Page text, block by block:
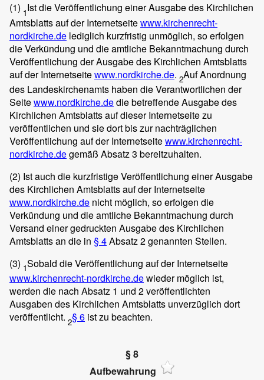
(1) 1Ist die Veröffentlichung einer Ausgabe des Kirchlichen
Amtsblatts auf der Internetseitewww.kirchenrecht-
nordkirche.de lediglich kurzfristig unmöglich, so erfolgen
die Verkündung und die amtliche Bekanntmachung durch
Veröffentlichung der Ausgabe des Kirchlichen Amtsblatts
auf der Internetseitewww.nordkirche.de. 2Auf Anordnung
des Landeskirchenamts haben die Verantwortlichen der
Seitewww.nordkirche.dedie betreffende Ausgabe des
Kirchlichen Amtsblatts auf dieser Internetseite zu
veröffentlichen und sie dort bis zur nachträglichen
Veröffentlichung auf der Internetseitewww.kirchenrecht-
nordkirche.degemäß Absatz 3 bereitzuhalten.
(2) Ist auch die kurzfristige Veröffentlichung einer Ausgabe
des Kirchlichen Amtsblatts auf der Internetseite
www.nordkirche.de nicht möglich, so erfolgen die
Verkündung und die amtliche Bekanntmachung durch
Versand einer gedruckten Ausgabe des Kirchlichen
Amtsblatts an die in § 4Absatz 2 genannten Stellen.
(3) 1Sobald die Veröffentlichung auf der Internetseite
www.kirchenrecht-nordkirche.dewieder möglich ist,
werden die nach Absatz 1 und 2 veröffentlichten
Ausgaben des Kirchlichen Amtsblatts unverzüglich dort
veröffentlicht. 2§ 6 ist zu beachten.
§ 8
Aufbewahrung